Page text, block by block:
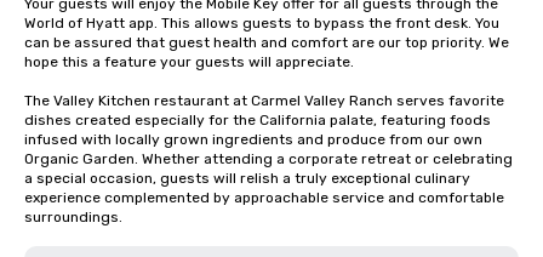
Your guests will enjoy the Mobile Key offer for all guests through the
World of Hyatt app. This allows guests to bypass the front desk. You
can be assured that guest health and comfort are our top priority. We
hope this a feature your guests will appreciate.
The Valley Kitchen restaurant at Carmel Valley Ranch serves favorite
dishes created especially for the California palate, featuring foods
infused with locally grown ingredients and produce from our own
Organic Garden. Whether attending a corporate retreat or celebrating
a special occasion, guests will relish a truly exceptional culinary
experience complemented by approachable service and comfortable
surroundings.